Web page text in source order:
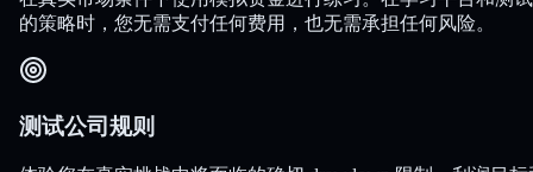
的策略时，您无需支付任何费用，也无需承担任何风险。
测试公司规则